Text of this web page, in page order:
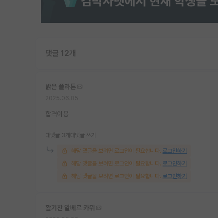
댓글 12개
밝은 플라톤
합격이용
대댓글 3개 대댓글 쓰기
해당 댓글을 보려면 로그인이 필요합니다. 로그인하기
해당 댓글을 보려면 로그인이 필요합니다. 로그인하기
해당 댓글을 보려면 로그인이 필요합니다. 로그인하기
활기찬 알베르 카뮈